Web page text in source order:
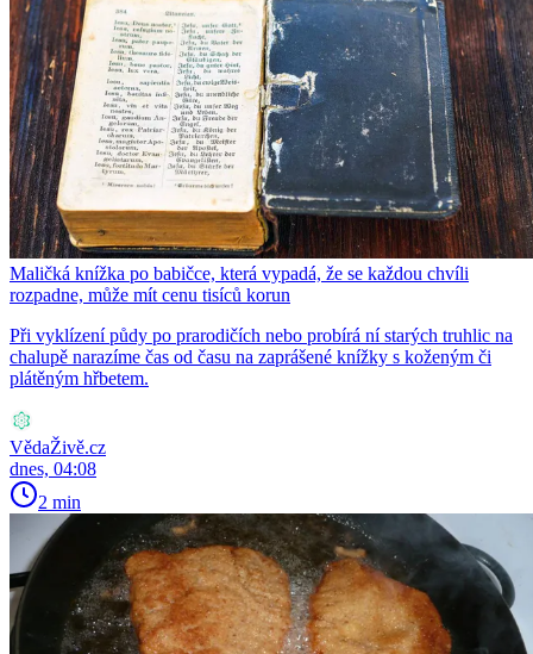
Maličká knížka po babičce, která vypadá, že se každou chvíli
rozpadne, může mít cenu tisíců korun
Při vyklízení půdy po prarodičích nebo probírá ní starých truhlic na
chalupě narazíme čas od času na zaprášené knížky s koženým či
plátěným hřbetem.
VědaŽivě.cz
dnes, 04:08
2 min